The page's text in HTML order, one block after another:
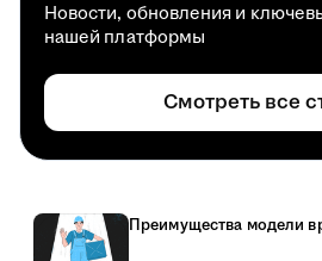
Новости, обновления и
нашей платформы
Смотреть все
Преимущества модели